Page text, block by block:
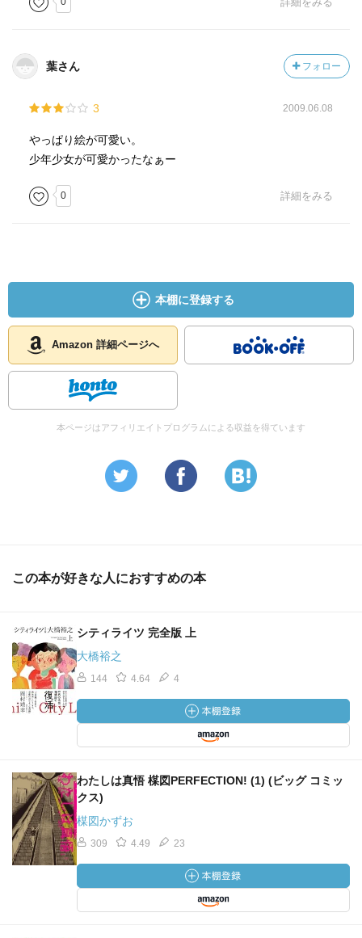
葉さん フォロー
3 2009.06.08
やっぱり絵が可愛い。
少年少女が可愛かったなぁー
0 詳細をみる
本棚に登録する
Amazon 詳細ページへ
本ページはアフィリエイトプログラムによる収益を得ています
この本が好きな人におすすめの本
シティライツ 完全版 上
大橋裕之
144 4.64 4
わたしは真悟 楳図PERFECTION! (1) (ビッグ コミッ
クス)
楳図かずお
309 4.49 23